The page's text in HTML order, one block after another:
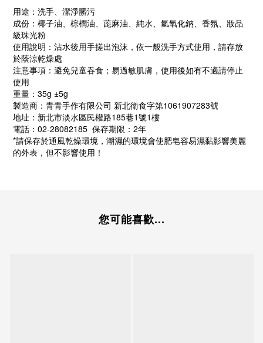
用途：洗手、潔淨髒污
成份：椰子油、棕櫚油、萞麻油、純水、氫氧化鈉、香氛、妝品
級珠光粉
使用說明：沾水後用手搓出泡沫，依一般洗手方式使用，請存放
於蔭涼乾燥處
注意事項：避免兒童吞食；易過敏肌膚，使用後如有不適請停止
使用
重量：35g ±5g
製造商：青青手作有限公司 新北衛食字第1061907283號
地址：新北市淡水區民權路185巷1號1樓
電話：02-28082185 保存期限：2年
*請保存於通風乾燥環境，潮濕的環境會使肥皂容易濕黏影響美麗
的外表，但不影響使用！
您可能喜歡...